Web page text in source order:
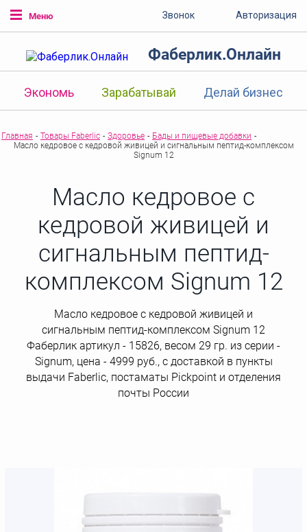
Меню Звонок Авторизация
Фаберлик.Онлайн
Экономь Зарабатывай Делай бизнес
Главная - Товары Faberlic - Здоровье - Бады и пищевые добавки -
Масло кедровое с кедровой живицей и сигнальным пептид-комплексом
Signum 12
Масло кедровое с
кедровой живицей и
сигнальным пептид-
комплексом Signum 12
Масло кедровое с кедровой живицей и
сигнальным пептид-комплексом Signum 12
Фаберлик артикул - 15826, весом 29 гр. из серии -
Signum, цена - 4999 руб., с доставкой в пункты
выдачи Faberlic, постаматы Рickpoint и отделения
почты России